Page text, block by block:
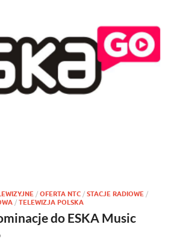
/ OFERTA NTC / STACJE RADIOWE /
/ TELEWIZJA POLSKA
do ESKA Music